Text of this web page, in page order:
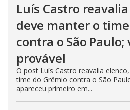
Luís Castro
deve manter o
contra o São Paulo;
provável
O post Luís Castro reavalia
time do Grêmio contra o São
apareceu primeiro em...